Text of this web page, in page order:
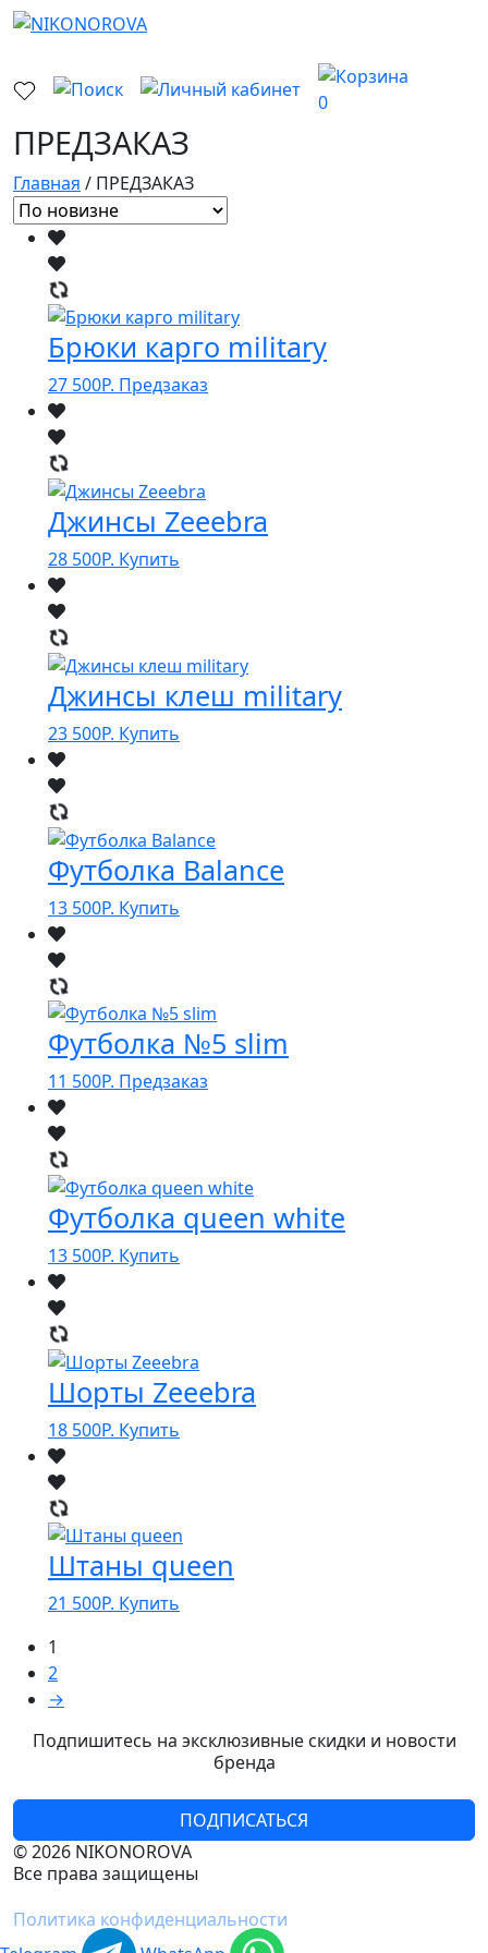
0
ПРЕДЗАКАЗ
Главная / ПРЕДЗАКАЗ
Брюки карго military
27 500Р. Предзаказ
Джинсы Zeeebra
28 500Р. Купить
Джинсы клеш military
23 500Р. Купить
Футболка Balance
13 500Р. Купить
Футболка №5 slim
11 500Р. Предзаказ
Футболка queen white
13 500Р. Купить
Шорты Zeeebra
18 500Р. Купить
Штаны queen
21 500Р. Купить
1
2
→
Подпишитесь на эксклюзивные скидки и новости
бренда
ПОДПИСАТЬСЯ
© 2026 NIKONOROVA
Все права защищены
Политика конфиденциальности